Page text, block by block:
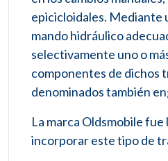
epicicloidales. Mediante
mando hidráulico
selectivamente uno o
componentes de dichos
denominados también
La marca Oldsmobile fue
incorporar este tipo de